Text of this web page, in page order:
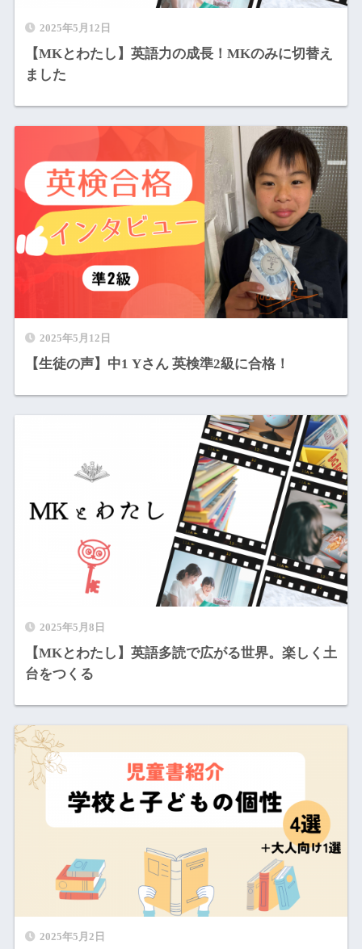
2025年5月12日
【MKとわたし】英語力の成長！MKのみに切替え
ました
2025年5月12日
【生徒の声】中1 Yさん 英検準2級に合格！
2025年5月8日
【MKとわたし】英語多読で広がる世界。楽しく土
台をつくる
2025年5月2日